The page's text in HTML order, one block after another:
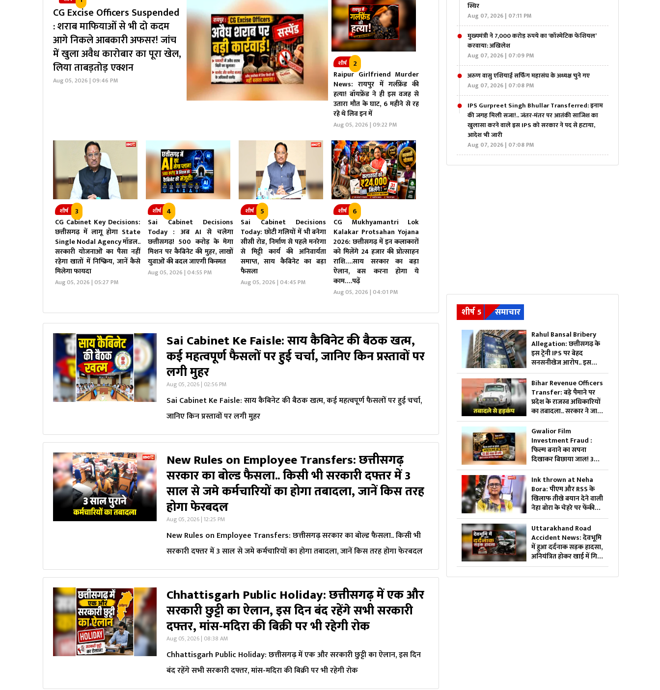
CG Excise Officers Suspended
: शराब माफियाओं से भी दो कदम
आगे निकले आबकारी अफसर! जांच
में खुला अवैध कारोबार का पूरा खेल,
लिया ताबड़तोड़ एक्शन
Aug 05, 2026 | 09:46 PM
शीर्ष 2
Raipur Girlfriend Murder
News: रायपुर में गर्लफ्रेंड की
हत्या! बॉयफ्रेंड ने ही इस वजह से
उतारा मौत के घाट, 6 महीने से रह
रहे थे लिव इन में
Aug 05, 2026 | 09:22 PM
शीर्ष 3
CG Cabinet Key Decisions:
छत्तीसगढ़ में लागू होगा State
Single Nodal Agency मॉडल..
सरकारी योजनाओं का पैसा नहीं
रहेगा खातों में निष्क्रिय, जानें कैसे
मिलेगा फायदा
Aug 05, 2026 | 05:27 PM
शीर्ष 4
Sai Cabinet Decisions
Today : अब AI से चलेगा
छत्तीसगढ़! 500 करोड़ के मेगा
मिशन पर कैबिनेट की मुहर, लाखों
युवाओं की बदल जाएगी किस्मत
Aug 05, 2026 | 04:55 PM
शीर्ष 5
Sai Cabinet Decisions
Today: छोटी गलियों में भी बनेगा
सीसी रोड, निर्माण से पहले मनरेगा
से मिट्टी कार्य की अनिवार्यता
समाप्त, साय कैबिनेट का बड़ा
फैसला
Aug 05, 2026 | 04:45 PM
शीर्ष 6
CG Mukhyamantri Lok
Kalakar Protsahan Yojana
2026: छत्तीसगढ़ में इन कलाकारों
को मिलेंगे ₹24 हजार की प्रोत्साहन
राशि….साय सरकार का बड़ा
ऐलान, बस करना होगा ये
काम….पढ़ें
Aug 05, 2026 | 04:01 PM
Sai Cabinet Ke Faisle: साय कैबिनेट की बैठक खत्म,
कई महत्वपूर्ण फैसलों पर हुई चर्चा, जानिए किन प्रस्तावों पर
लगी मुहर
Aug 05, 2026 | 02:56 PM
Sai Cabinet Ke Faisle: साय कैबिनेट की बैठक खत्म, कई महत्वपूर्ण फैसलों पर हुई चर्चा,
जानिए किन प्रस्तावों पर लगी मुहर
New Rules on Employee Transfers: छत्तीसगढ़
सरकार का बोल्ड फैसला.. किसी भी सरकारी दफ्तर में 3
साल से जमे कर्मचारियों का होगा तबादला, जानें किस तरह
होगा फेरबदल
Aug 05, 2026 | 12:25 PM
New Rules on Employee Transfers: छत्तीसगढ़ सरकार का बोल्ड फैसला.. किसी भी
सरकारी दफ्तर में 3 साल से जमे कर्मचारियों का होगा तबादला, जानें किस तरह होगा फेरबदल
Chhattisgarh Public Holiday: छत्तीसगढ़ में एक और
सरकारी छुट्टी का ऐलान, इस दिन बंद रहेंगे सभी सरकारी
दफ्तर, मांस-मदिरा की बिक्री पर भी रहेगी रोक
Aug 05, 2026 | 08:38 AM
Chhattisgarh Public Holiday: छत्तीसगढ़ में एक और सरकारी छुट्टी का ऐलान, इस दिन
बंद रहेंगे सभी सरकारी दफ्तर, मांस-मदिरा की बिक्री पर भी रहेगी रोक
स्थिर
Aug 07, 2026 | 07:11 PM
मुख्यमंत्री ने 7,000 करोड़ रुपये का ‘कॉस्मेटिक फेशियल’
करवाया: अखिलेश
Aug 07, 2026 | 07:09 PM
अरुण वासु एशियाई सर्फिंग महासंघ के अध्यक्ष चुने गए
Aug 07, 2026 | 07:08 PM
IPS Gurpreet Singh Bhullar Transferred: इनाम
की जगह मिली सजा!.. जंतर-मंतर पर आतंकी साजिश का
खुलासा करने वाले इस IPS को सरकार ने पद से हटाया,
आदेश भी जारी
Aug 07, 2026 | 07:08 PM
शीर्ष 5 समाचार
Rahul Bansal Bribery
Allegation: छत्तीसगढ़ के
इस ट्रेनी IPS पर बेहद
सनसनीखेज आरोप.. इस
शख्स का दावा, ‘हवाला के
जरिये लिया एक करोड़ रुपये
का रिश्वत’.. CBI एक्टिव
Bihar Revenue Officers
Transfer: बड़े पैमाने पर
प्रदेश के राजस्व अधिकारियों
का तबादला.. सरकार ने जारी
की आदेश के साथ पूरी सूची,
आप भी देखें
Gwalior Film
Investment Fraud :
फिल्म बनाने का सपना
दिखाकर बिछाया जाल! 3
साल बाद खुलने लगी परत-
दर-परत कहानी, सच्चाई पता
चली तो उड़ गए होश
Ink thrown at Neha
Bora: पीएम और RSS के
खिलाफ तीखे बयान देने वाली
नेहा बोरा के चेहरे पर फेंकी
गई स्याही.. JPSC आंदोलन के
दौरान सामने आई घटना, देखें
वीडियो
Uttarakhand Road
Accident News: देवभूमि
में हुआ दर्दनाक सड़क हादसा,
अनियंत्रित होकर खाई में गिरी
बोलेरो, एक ही परिवार के
इतने लोगों की हुई मौत